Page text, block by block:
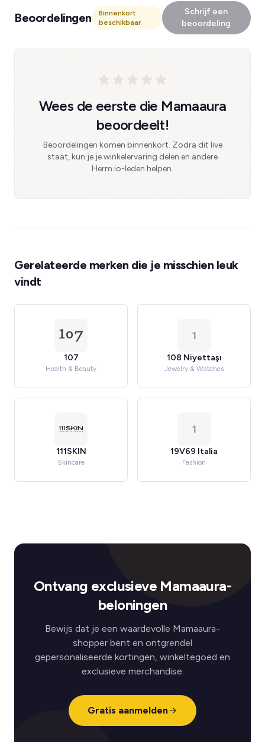
Beoordelingen
Binnenkort
beschikbaar
Schrijf een
beoordeling
Wees de eerste die Mamaaura
beoordeelt!
Beoordelingen komen binnenkort. Zodra dit live
staat, kun je je winkelervaring delen en andere
Herm.io-leden helpen.
Gerelateerde merken die je misschien leuk
vindt
107
Health & Beauty
1
108 Niyettaşı
Jewelry & Watches
111SKIN
Skincare
1
19V69 Italia
Fashion
Ontvang exclusieve Mamaaura-
beloningen
Bewijs dat je een waardevolle Mamaaura-
shopper bent en ontgrendel
gepersonaliseerde kortingen, winkeltegoed en
exclusieve merchandise.
Gratis aanmelden